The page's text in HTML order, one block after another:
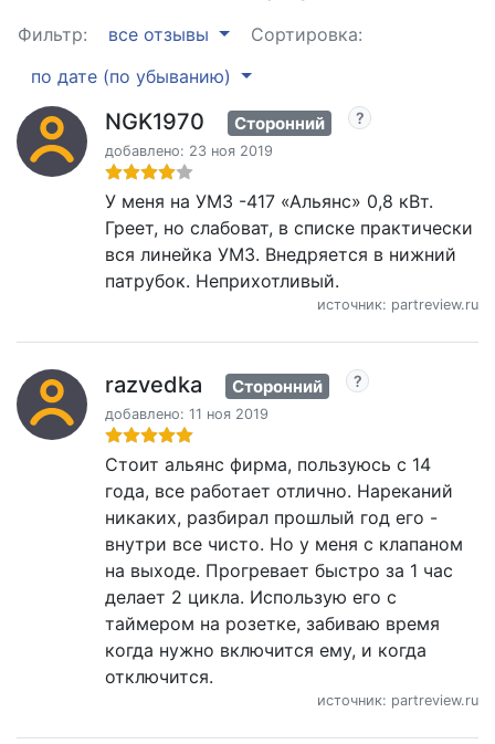
Фильтр: все отзывы
Сортировка:
по дате (по убыванию)
NGK1970 Сторонний
добавлено: 23 ноя 2019
У меня на УМЗ -417 «Альянс» 0,8 кВт.
Греет, но слабоват, в списке практически
вся линейка УМЗ. Внедряется в нижний
патрубок. Неприхотливый.
источник: partreview.ru
razvedka Сторонний
добавлено: 11 ноя 2019
Cтоит альянс фирма, пользуюсь с 14
года, все работает отлично. Нареканий
никаких, разбирал прошлый год его -
внутри все чисто. Но у меня с клапаном
на выходе. Прогревает быстро за 1 час
делает 2 цикла. Использую его с
таймером на розетке, забиваю время
когда нужно включится ему, и когда
отключится.
источник: partreview.ru